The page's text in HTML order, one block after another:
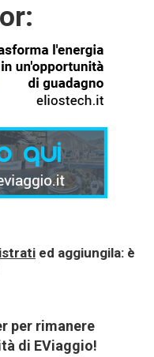
ed aggiungila: è
per rimanere
di EViaggio!